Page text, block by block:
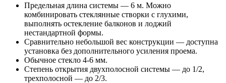
Предельная длина системы — 6 м. Можно
комбинировать стеклянные створки с глухими,
выполнять остекление балконов и лоджий
нестандартной формы.
Сравнительно небольшой вес конструкции — доступна
установка без дополнительного усиления проема.
Обычное стекло 4-6 мм.
Степень открытия двухполосной системы — до 1/2,
трехполосной — до 2/3.